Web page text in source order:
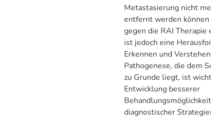
Metastasierung nicht
entfernt werden können
gegen die RAI Therapie
ist jedoch eine
Erkennen und Verstehen
Pathogenese, die dem
zu Grunde liegt, ist
Entwicklung besserer
diagnostischer Strategien.